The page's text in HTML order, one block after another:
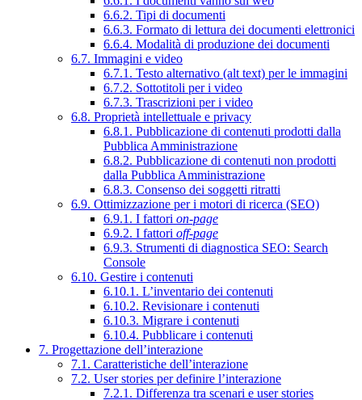
6.6.2. Tipi di documenti
6.6.3. Formato di lettura dei documenti elettronici
6.6.4. Modalità di produzione dei documenti
6.7. Immagini e video
6.7.1. Testo alternativo (alt text) per le immagini
6.7.2. Sottotitoli per i video
6.7.3. Trascrizioni per i video
6.8. Proprietà intellettuale e privacy
6.8.1. Pubblicazione di contenuti prodotti dalla
Pubblica Amministrazione
6.8.2. Pubblicazione di contenuti non prodotti
dalla Pubblica Amministrazione
6.8.3. Consenso dei soggetti ritratti
6.9. Ottimizzazione per i motori di ricerca (SEO)
6.9.1. I fattori on-page
6.9.2. I fattori off-page
6.9.3. Strumenti di diagnostica SEO: Search
Console
6.10. Gestire i contenuti
6.10.1. L’inventario dei contenuti
6.10.2. Revisionare i contenuti
6.10.3. Migrare i contenuti
6.10.4. Pubblicare i contenuti
7. Progettazione dell’interazione
7.1. Caratteristiche dell’interazione
7.2. User stories per definire l’interazione
7.2.1. Differenza tra scenari e user stories